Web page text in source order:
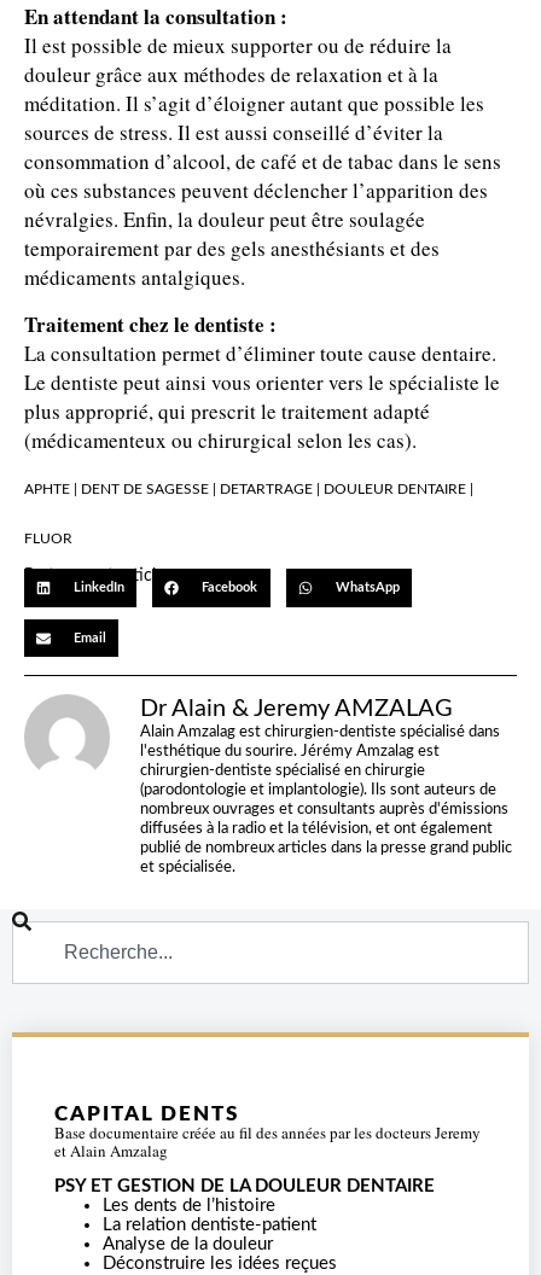
En attendant la consultation :
Il est possible de mieux supporter ou de réduire la
douleur grâce aux méthodes de relaxation et à la
méditation. Il s’agit d’éloigner autant que possible les
sources de stress. Il est aussi conseillé d’éviter la
consommation d’alcool, de café et de tabac dans le sens
où ces substances peuvent déclencher l’apparition des
névralgies. Enfin, la douleur peut être soulagée
temporairement par des gels anesthésiants et des
médicaments antalgiques.
Traitement chez le dentiste :
La consultation permet d’éliminer toute cause dentaire.
Le dentiste peut ainsi vous orienter vers le spécialiste le
plus approprié, qui prescrit le traitement adapté
(médicamenteux ou chirurgical selon les cas).
APHTE DENT DE SAGESSE DETARTRAGE DOULEUR DENTAIRE
FLUOR
Partager cet article…
LinkedIn Facebook WhatsApp
Email
Dr Alain & Jeremy AMZALAG
Alain Amzalag est chirurgien-dentiste spécialisé dans
l'esthétique du sourire. Jérémy Amzalag est
chirurgien-dentiste spécialisé en chirurgie
(parodontologie et implantologie). Ils sont auteurs de
nombreux ouvrages et consultants auprès d'émissions
diffusées à la radio et la télévision, et ont également
publié de nombreux articles dans la presse grand public
et spécialisée.
CAPITAL DENTS
Base documentaire créée au fil des années par les docteurs Jeremy
et Alain Amzalag
PSY ET GESTION DE LA DOULEUR DENTAIRE
Les dents de l’histoire
La relation dentiste-patient
Analyse de la douleur
Déconstruire les idées reçues